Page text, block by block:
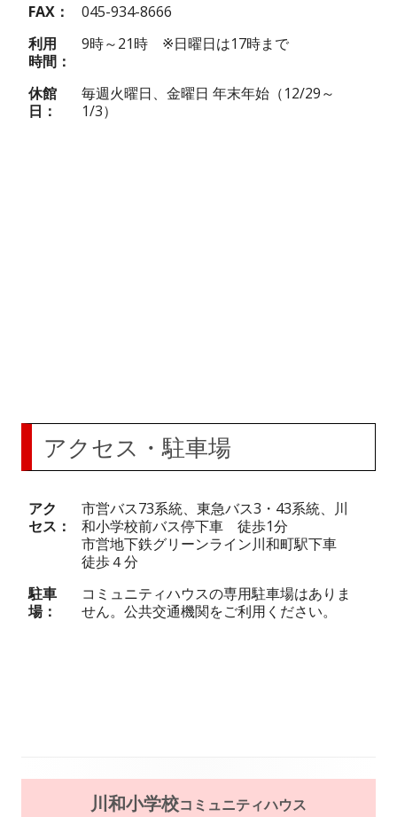
FAX
045-934-8666
利用
時間
9時～21時 ※日曜日は17時まで
休館
日
毎週火曜日、金曜日 年末年始（12/29～
1/3）
アクセス・駐車場
アク
セス
市営バス73系統、東急バス3・43系統、川
和小学校前バス停下車 徒歩1分
市営地下鉄グリーンライン川和町駅下車
徒歩４分
駐車
場
コミュニティハウスの専用駐車場はありま
せん。公共交通機関をご利用ください。
川和小学校コミュニティハウス